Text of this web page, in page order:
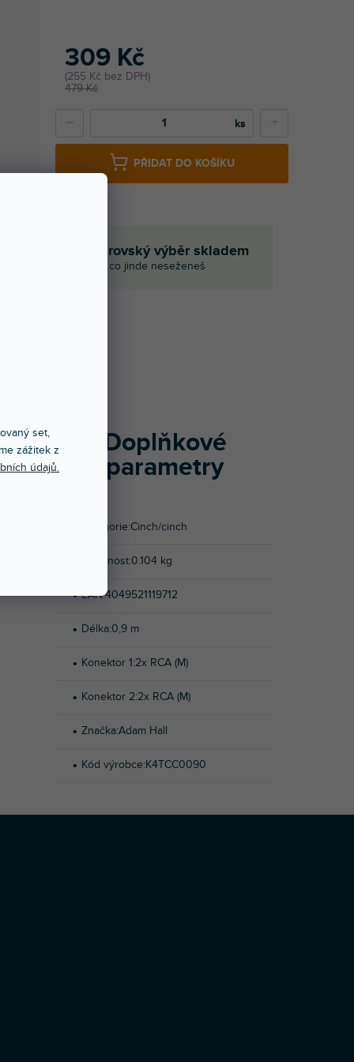
set,
zážitek z
údajů.
479 Kč
309 Kč
255 Kč bez DPH
PŘIDAT DO KOŠÍKU
Obrovský výběr skladem
I to, co jinde neseženeš
Doplňkové
parametry
Kategorie:Cinch/cinch
Hmotnost:0.104 kg
EAN:4049521119712
Délka:0,9 m
Konektor 1:2x RCA (M)
Konektor 2:2x RCA (M)
Značka:Adam Hall
Kód výrobce:K4TCC0090